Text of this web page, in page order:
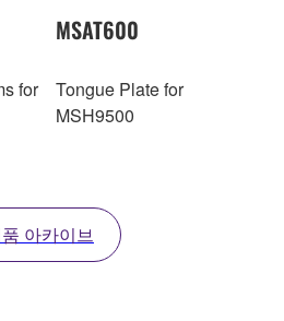
for
MSAT600
Tongue Plate for
MSH9500
아카이브